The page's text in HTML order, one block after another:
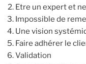
Etre un expert et
Impossible de
Une vision
Faire adhérer le
Validation